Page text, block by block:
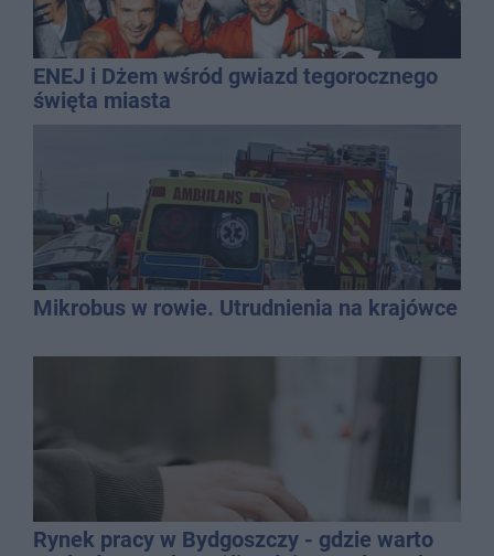
ENEJ i Dżem wśród gwiazd tegorocznego
święta miasta
Mikrobus w rowie. Utrudnienia na krajówce
Rynek pracy w Bydgoszczy - gdzie warto